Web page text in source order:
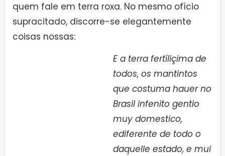
quem fale em terra roxa. No mesmo ofício
supracitado, discorre-se elegantemente
coisas nossas:
E a terra fertíliçima de
todos, os mantintos
que costuma hauer no
Brasil infenito gentio
muy domestico,
ediferente de todo o
daquelle estado, e mui